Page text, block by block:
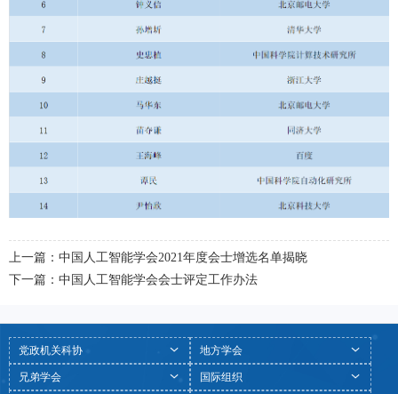
上一篇：中国人工智能学会2021年度会士增选名单揭晓
下一篇：中国人工智能学会会士评定工作办法
党政机关科协 地方学会
兄弟学会 国际组织